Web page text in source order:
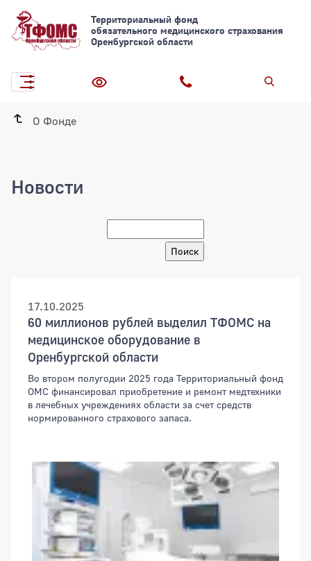
Территориальный фонд
обязательного медицинского страхования
Оренбургской области
О Фонде
Новости
17.10.2025
60 миллионов рублей выделил ТФОМС на
медицинское оборудование в
Оренбургской области
Во втором полугодии 2025 года Территориальный фонд
ОМС финансировал приобретение и ремонт медтехники
в лечебных учреждениях области за счет средств
нормированного страхового запаса.